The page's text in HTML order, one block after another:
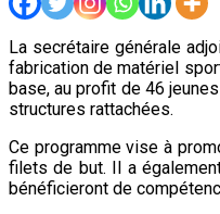
La secrétaire générale
fabrication de matériel
base, au profit de 46
structures rattachées.
Ce programme vise à
filets de but. Il a
bénéficieront de